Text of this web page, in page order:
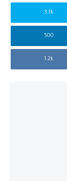
3.1k
500
1.2k